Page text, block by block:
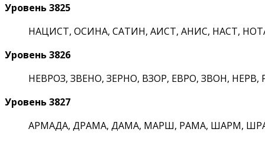
Уровень 3825
НАЦИСТ, ОСИНА, САТИН, АИСТ, АНИС, НАСТ,
Уровень 3826
НЕВРОЗ, ЗВЕНО, ЗЕРНО, ВЗОР, ЕВРО, ЗВОН, НЕРВ,
Уровень 3827
АРМАДА, ДРАМА, ДАМА, МАРШ, РАМА, ШАРМ,